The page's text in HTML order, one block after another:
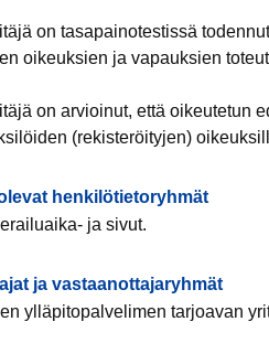
on tasapainotestissä
oikeuksien ja vapauksien
on arvioinut, että oikeutetun
(rekisteröityjen)
henkilötietoryhmät
ja sivut.
ja vastaanottajaryhmät
ylläpitopalvelimen tarjoavan